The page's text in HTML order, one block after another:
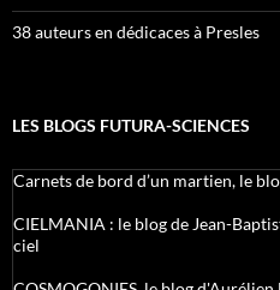
38 auteurs en dédicaces à Presles
LES BLOGS FUTURA-SCIENCES
Carnets de bord d’un martien, le
CIELMANIA : le blog de Jean-
ciel